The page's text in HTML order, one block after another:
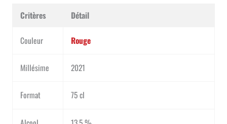
Critères Détail
Couleur Rouge
Millésime 2021
Format 75 cl